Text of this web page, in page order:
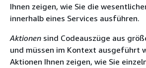
Ihnen zeigen, wie Sie die
innerhalb eines Services ausführen.
Aktionen sind Codeauszüge aus
und müssen im Kontext ausgeführt
Aktionen Ihnen zeigen, wie Sie